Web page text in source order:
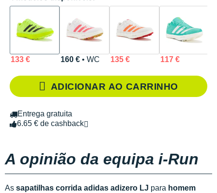
133 € 160 €• WC 135 € 117 €
ADICIONAR AO CARRINHO
Entrega gratuita
6.65 € de cashback
A opinião da equipa i-Run
As sapatilhas corrida adidas adizero LJ para homem